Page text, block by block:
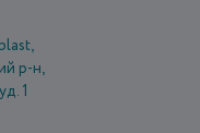
р-н,
1